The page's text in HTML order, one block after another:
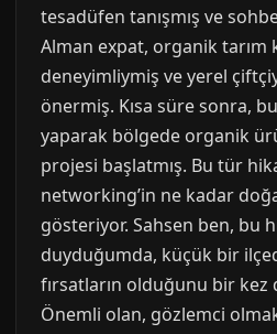
tesadüfen tanışmış ve
Alman expat, organik tarım
deneyimliymiş ve yerel
önermiş. Kısa süre sonra,
yaparak bölgede organik
projesi başlatmış. Bu tür
networking’in ne kadar
gösteriyor. Sahsen ben, bu
duyduğumda, küçük bir
fırsatların olduğunu bir kez
Önemli olan, gözlemci